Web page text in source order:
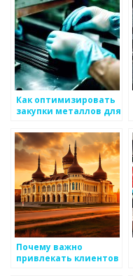
металоизделиям
Как оптимизировать
закупки металлов для
Почему важно
привлекать клиентов